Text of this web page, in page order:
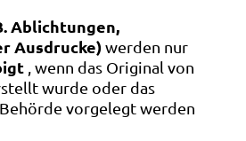
Ablichtungen,
Ausdrucke)werden nur
, wenn das Original von
wurde oder das
vorgelegt werden